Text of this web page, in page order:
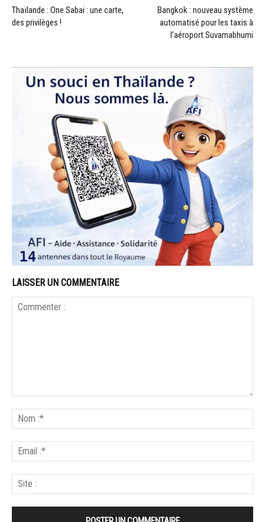
Thaïlande : One Sabai : une carte,
des privilèges !
Bangkok : nouveau système
automatisé pour les taxis à
l’aéroport Suvarnabhumi
LAISSER UN COMMENTAIRE